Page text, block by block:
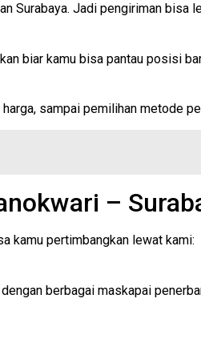
Surabaya. Jadi pengiriman bisa
biar kamu bisa pantau posisi
sampai pemilihan metode
–
kamu pertimbangkan lewat kami:
berbagai maskapai